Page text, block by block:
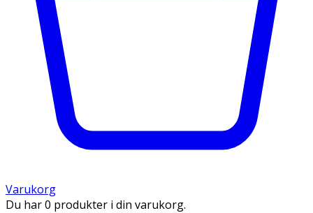
Varukorg
Du har 0 produkter i din varukorg.